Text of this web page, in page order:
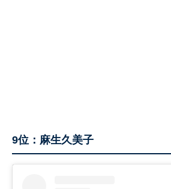
9位：麻生久美子